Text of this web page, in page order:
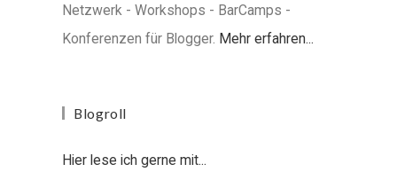
Netzwerk - Workshops - BarCamps -
Konferenzen für Blogger. Mehr erfahren...
Blogroll
Hier lese ich gerne mit...